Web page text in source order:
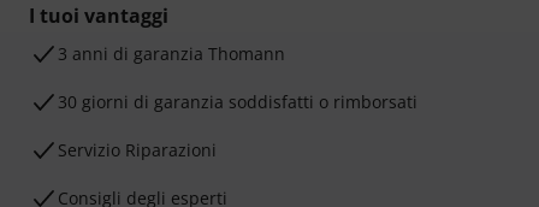
I tuoi vantaggi
3 anni di garanzia Thomann
30 giorni di garanzia soddisfatti o rimborsati
Servizio Riparazioni
Consigli degli esperti